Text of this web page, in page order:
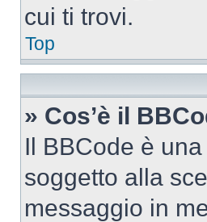
cui ti trovi.
Top
» Cos’è il
Il BBCode è
soggetto alla
messaggio in